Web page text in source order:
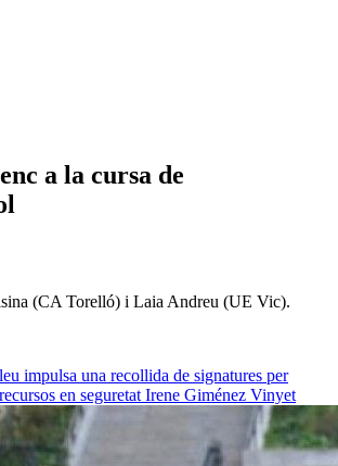
a la cursa de
(CA Torelló) i Laia Andreu (UE Vic).
impulsa una recollida de signatures per
en seguretat Irene Giménez Vinyet